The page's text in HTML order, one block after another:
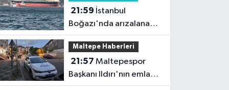
21:59
Boğazı'nda arızalanan
gemi çekildi; trafik
yeniden açıldı
Maltepe Haberleri
21:57
Başkanı Ildırı'nın emlak
dükkanı kurşunlandı: 1